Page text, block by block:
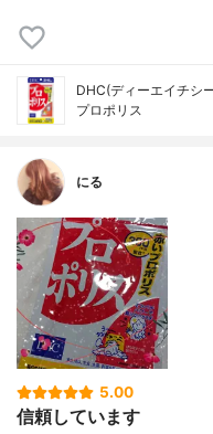
DHC(ディーエイチシ
プロポリス
にる
5.00
信頼しています